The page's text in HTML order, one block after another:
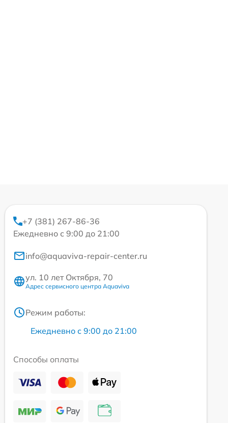
+7 (381) 267-86-36
Ежедневно с 9:00 до 21:00
info@aquaviva-repair-center.ru
ул. 10 лет Октября, 70
Адрес сервисного центра Aquaviva
Режим работы:
Ежедневно с 9:00 до 21:00
Способы оплаты